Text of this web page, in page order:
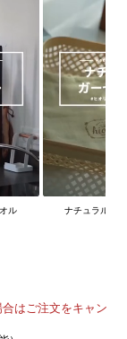
ル ナチュラルガ
はご注文をキャン